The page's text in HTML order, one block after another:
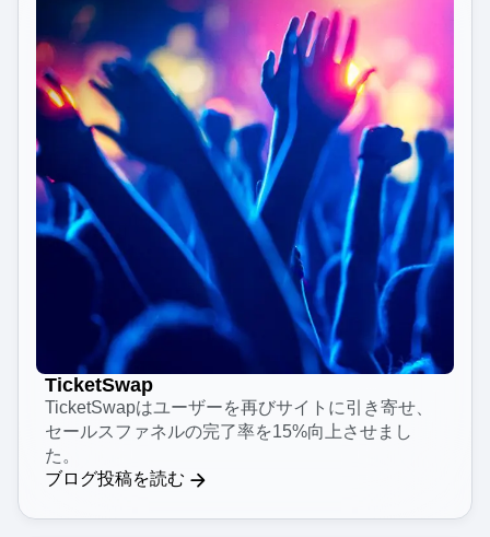
TicketSwap
TicketSwapはユーザーを再びサイトに引き寄せ、
セールスファネルの完了率を15%向上させまし
た。
ブログ投稿を読む